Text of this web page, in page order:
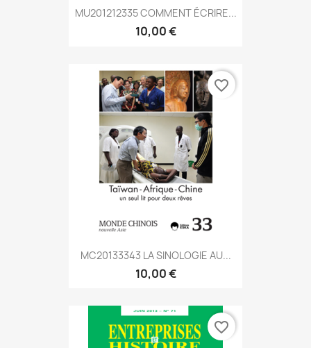
MU201212335 COMMENT ÉCRIRE...
10,00 €
MC20133343 LA SINOLOGIE AU...
10,00 €
favorite_border
favorite_border